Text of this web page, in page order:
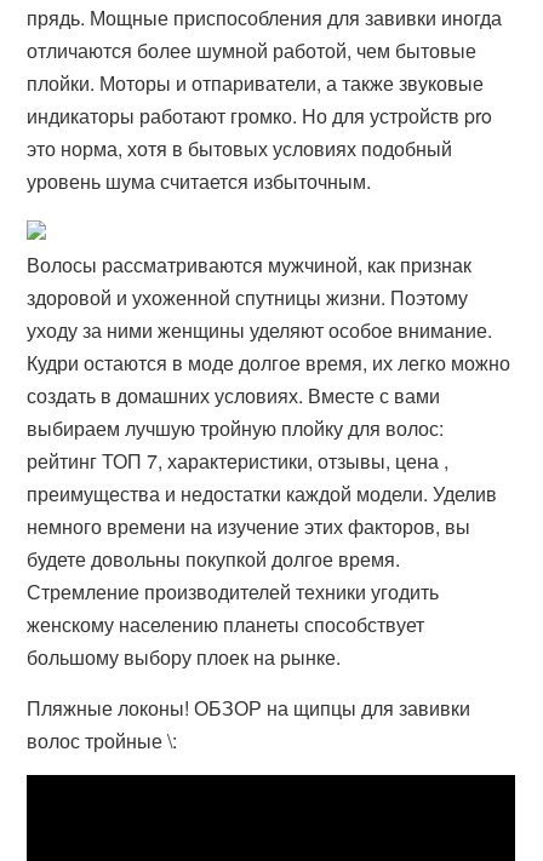
прядь. Мощные приспособления для завивки иногда
отличаются более шумной работой, чем бытовые
плойки. Моторы и отпариватели, а также звуковые
индикаторы работают громко. Но для устройств pro
это норма, хотя в бытовых условиях подобный
уровень шума считается избыточным.
Волосы рассматриваются мужчиной, как признак
здоровой и ухоженной спутницы жизни. Поэтому
уходу за ними женщины уделяют особое внимание.
Кудри остаются в моде долгое время, их легко можно
создать в домашних условиях. Вместе с вами
выбираем лучшую тройную плойку для волос:
рейтинг ТОП 7, характеристики, отзывы, цена ,
преимущества и недостатки каждой модели. Уделив
немного времени на изучение этих факторов, вы
будете довольны покупкой долгое время.
Стремление производителей техники угодить
женскому населению планеты способствует
большому выбору плоек на рынке.
Пляжные локоны! ОБЗОР на щипцы для завивки
волос тройные \: